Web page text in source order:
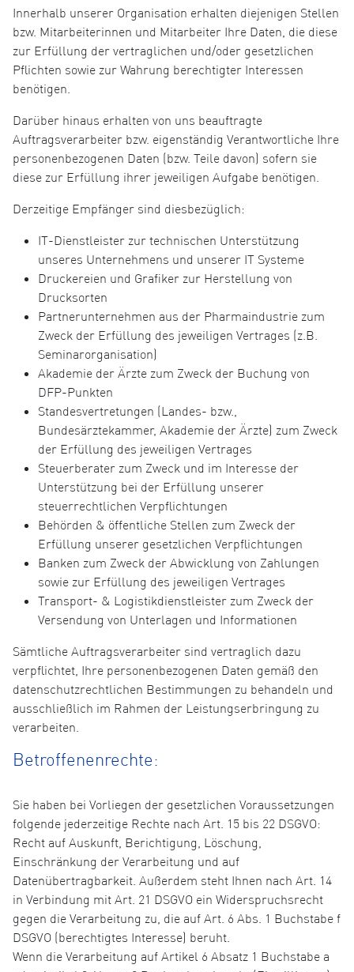
Innerhalb unserer Organisation erhalten diejenigen Stellen
bzw. Mitarbeiterinnen und Mitarbeiter Ihre Daten, die diese
zur Erfüllung der vertraglichen und/oder gesetzlichen
Pflichten sowie zur Wahrung berechtigter Interessen
benötigen.
Darüber hinaus erhalten von uns beauftragte
Auftragsverarbeiter bzw. eigenständig Verantwortliche Ihre
personenbezogenen Daten (bzw. Teile davon) sofern sie
diese zur Erfüllung ihrer jeweiligen Aufgabe benötigen.
Derzeitige Empfänger sind diesbezüglich:
IT-Dienstleister zur technischen Unterstützung
unseres Unternehmens und unserer IT Systeme
Druckereien und Grafiker zur Herstellung von
Drucksorten
Partnerunternehmen aus der Pharmaindustrie zum
Zweck der Erfüllung des jeweiligen Vertrages (z.B.
Seminarorganisation)
Akademie der Ärzte zum Zweck der Buchung von
DFP-Punkten
Standesvertretungen (Landes- bzw.,
Bundesärztekammer, Akademie der Ärzte) zum Zweck
der Erfüllung des jeweiligen Vertrages
Steuerberater zum Zweck und im Interesse der
Unterstützung bei der Erfüllung unserer
steuerrechtlichen Verpflichtungen
Behörden & öffentliche Stellen zum Zweck der
Erfüllung unserer gesetzlichen Verpflichtungen
Banken zum Zweck der Abwicklung von Zahlungen
sowie zur Erfüllung des jeweiligen Vertrages
Transport- & Logistikdienstleister zum Zweck der
Versendung von Unterlagen und Informationen
Sämtliche Auftragsverarbeiter sind vertraglich dazu
verpflichtet, Ihre personenbezogenen Daten gemäß den
datenschutzrechtlichen Bestimmungen zu behandeln und
ausschließlich im Rahmen der Leistungserbringung zu
verarbeiten.
Betroffenenrechte:
Sie haben bei Vorliegen der gesetzlichen Voraussetzungen
folgende jederzeitige Rechte nach Art. 15 bis 22 DSGVO:
Recht auf Auskunft, Berichtigung, Löschung,
Einschränkung der Verarbeitung und auf
Datenübertragbarkeit. Außerdem steht Ihnen nach Art. 14
in Verbindung mit Art. 21 DSGVO ein Widerspruchsrecht
gegen die Verarbeitung zu, die auf Art. 6 Abs. 1 Buchstabe f
DSGVO (berechtigtes Interesse) beruht.
Wenn die Verarbeitung auf Artikel 6 Absatz 1 Buchstabe a